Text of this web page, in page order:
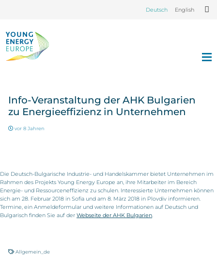
Deutsch English
Info-Veranstaltung der AHK Bulgarien
zu Energieeffizienz in Unternehmen
vor 8 Jahren
Die Deutsch-Bulgarische Industrie- und Handelskammer bietet Unternehmen im
Rahmen des Projekts Young Energy Europe an, ihre Mitarbeiter im Bereich
Energie- und Ressourceneffizienz zu schulen. Interessierte Unternehmen können
sich am 28. Februar 2018 in Sofia und am 8. März 2018 in Plovdiv informieren.
Termine, ein Anmeldeformular und weitere Informationen auf Deutsch und
Bulgarisch finden Sie auf der Webseite der AHK Bulgarien.
Allgemein_de